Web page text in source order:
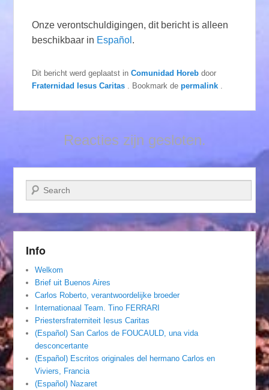
Onze verontschuldigingen, dit bericht is alleen
beschikbaar in Español .
Dit bericht werd geplaatst inComunidad Horeb door
Fraternidad Iesus Caritas
. Bookmark depermalink
Reacties zijn gesloten.
Zoeken
Info
Welkom
Brief uit Buenos Aires
Carlos Roberto, verantwoordelijke broeder
Internationaal Team. Tino FERRARI
Priestersfraterniteit Iesus Caritas
(Español) San Carlos de FOUCAULD, una vida
desconcertante
(Español) Escritos originales del hermano Carlos en
Viviers, Francia
(Español) Nazaret